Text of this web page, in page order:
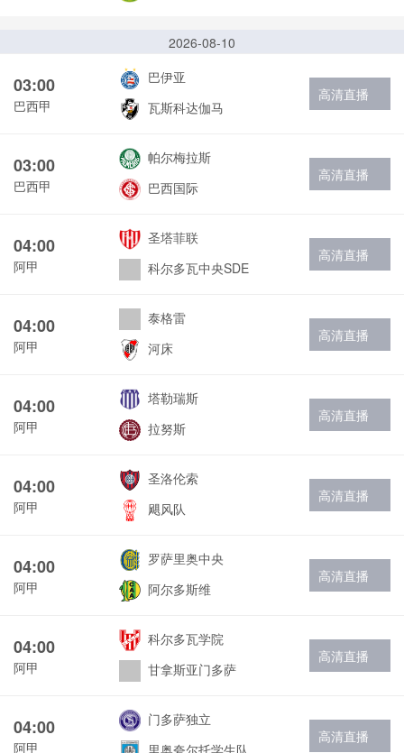
2026-08-10
03:00
巴西甲
巴伊亚
瓦斯科达伽马
高清直播
03:00
巴西甲
帕尔梅拉斯
巴西国际
高清直播
04:00
阿甲
圣塔菲联
科尔多瓦中央SDE
高清直播
04:00
阿甲
泰格雷
河床
高清直播
04:00
阿甲
塔勒瑞斯
拉努斯
高清直播
04:00
阿甲
圣洛伦索
飓风队
高清直播
04:00
阿甲
罗萨里奥中央
阿尔多斯维
高清直播
04:00
阿甲
科尔多瓦学院
甘拿斯亚门多萨
高清直播
04:00
阿甲
门多萨独立
里奥夸尔托学生队
高清直播